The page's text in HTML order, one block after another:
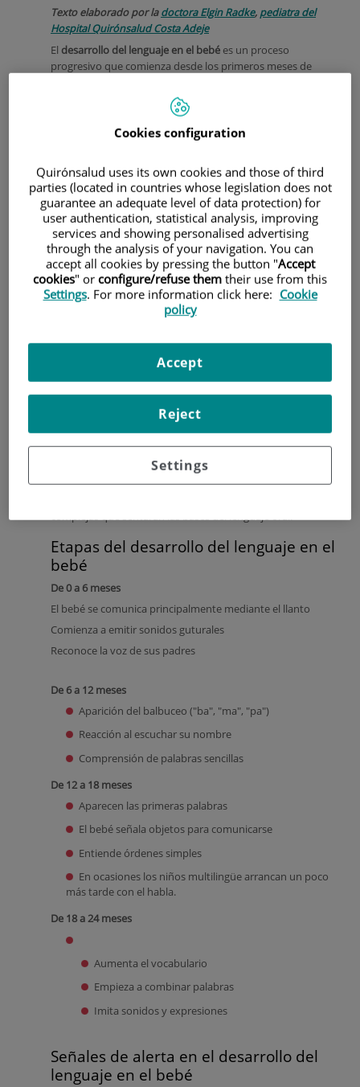
Texto elaborado por ladoctora Elgin Radke, pediatra del
Hospital Quirónsalud Costa Adeje
El desarrollo del lenguaje en el bebé es un proceso
progresivo que comienza desde los primeros meses de
palabras. Aunque cada pequeño tiene su propio ritmo,
conocer las etapas habituales puede ayudar a las familias a
entender su evolución y detectar posibles señales de alerta.
¿Cómo empieza el desarrollo del
lenguaje?
Eldesarrollo del lenguaje en el bebéno se limita al
momento en el que empieza a hablar. Desde el nacimiento,
los bebés son capaces de escuchar, reconocer voces y
responder a estímulos sonoros.
Durante los primeros meses, el llanto y los gestos
constituyen sus principales formas de comunicación. Poco
complejas que sentarán las bases del lenguaje oral.
Etapas del desarrollo del lenguaje en el
bebé
De 0 a 6 meses
El bebé se comunica principalmente mediante el llanto
Comienza a emitir sonidos guturales
Reconoce la voz de sus padres
De 6 a 12 meses
Aparición del balbuceo ("ba", "ma", "pa")
Reacción al escuchar su nombre
Comprensión de palabras sencillas
De 12 a 18 meses
Aparecen las primeras palabras
El bebé señala objetos para comunicarse
Entiende órdenes simples
En ocasiones los niños multilingüe arrancan un poco
más tarde con el habla.
De 18 a 24 meses
Aumenta el vocabulario
Empieza a combinar palabras
Imita sonidos y expresiones
Señales de alerta en el desarrollo del
lenguaje en el bebé
Cookies configuration
Quirónsalud uses its own cookies and those of third
parties (located in countries whose legislation does not
guarantee an adequate level of data protection) for
user authentication, statistical analysis, improving
services and showing personalised advertising
through the analysis of your navigation. You can
accept all cookies by pressing the button "Accept
cookies" or configure/refuse them their use from this
Settings. For more information click here: Cookie
policy
Settings
Reject
Accept